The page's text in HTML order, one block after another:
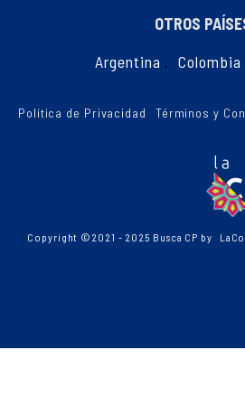
OTROS
Argentina , Colombia
Política de Privacidad Términos y
Copyright ©2021 - 2025 Busca CP by